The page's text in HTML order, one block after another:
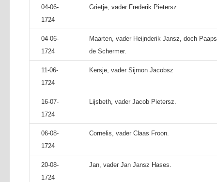
04-06-
1724
Grietje, vader Frederik Pietersz
04-06-
1724
Maarten, vader Heijnderik Jansz, doch
de Schermer.
11-06-
1724
Kersje, vader Sijmon Jacobsz
16-07-
1724
Lijsbeth, vader Jacob Pietersz.
06-08-
1724
Cornelis, vader Claas Froon.
20-08-
1724
Jan, vader Jan Jansz Hases.